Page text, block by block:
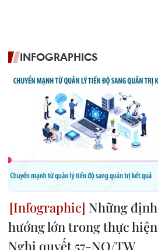
INFOGRAPHICS
Những định
hướng lớn trong thực hiện
Nghị quyết 57-NQ/TW